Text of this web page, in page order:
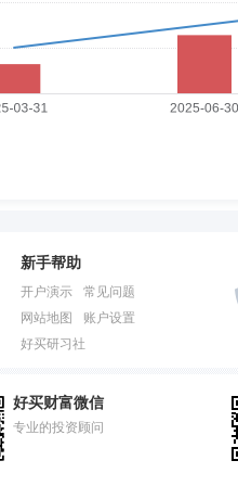
新手帮助
开户演示
常见问题
网站地图
账户设置
好买研习社
好买财富微信
专业的投资顾问